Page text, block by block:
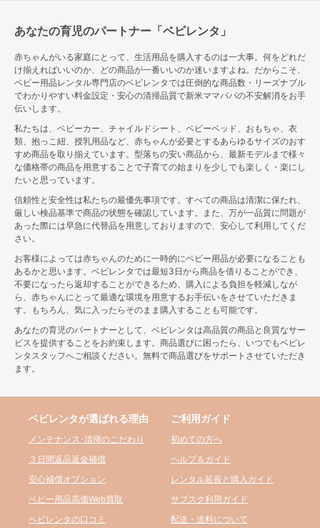
ベビーカー
赤ちゃんとのお出かけに役立つベビーカーは高価なも
のが多く、購入を迷われるママも多いでしょう。B型ベ
ビーカーはA型ベビーカーに比べて軽量で操作性も良い
ため、B型ベビーカーを購入して、それを使えるように
のもいいでしょう。
ベビーカーの選び方
すめです。
長時間ベビーカーに乗せるなら機能が充実したタイプ
てそれに合うベビーカーを選択することが大切です。
また、ベビーカーは大きく分けてA型ベビーカーとB型
ベビーカーがあり、それぞれに特徴が異なるため、ど
ちらが今レンタルすべきか考えてみましょう。
◆A型ベビーカー
・安定性があり機能が充実
・価格が高い
◆B型ベビーカー
・生後7ヶ月ころから
・軽くてコンパクト
・価格が安い
あなたの育児のパートナー「ベビレンタ」
赤ちゃんがいる家庭にとって、生活用品を購入するのは一大事。何をどれだ
け揃えればいいのか、どの商品が一番いいのか迷いますよね。だからこそ、
ベビー用品レンタル専門店のベビレンタでは圧倒的な商品数・リーズナブル
でわかりやすい料金設定・安心の清掃品質で新米ママパパの不安解消をお手
伝いします。
私たちは、ベビーカー、チャイルドシート、ベビーベッド、おもちゃ、衣
類、抱っこ紐、授乳用品など、赤ちゃんが必要とするあらゆるサイズのおす
すめ商品を取り揃えています。型落ちの安い商品から、最新モデルまで様々
な価格帯の商品を用意することで子育ての始まりを少しでも楽しく・楽にし
たいと思っています。
信頼性と安全性は私たちの最優先事項です。すべての商品は清潔に保たれ、
厳しい検品基準で商品の状態を確認しています。また、万が一品質に問題が
あった際には早急に代替品を用意しておりますので、安心して利用してくだ
さい。
お客様によっては赤ちゃんのために一時的にベビー用品が必要になることも
あるかと思います。ベビレンタでは最短3日から商品を借りることができ、
不要になったら返却することができるため、購入による負担を軽減しなが
ら、赤ちゃんにとって最適な環境を用意するお手伝いをさせていただきま
す。もちろん、気に入ったらそのまま購入することも可能です。
あなたの育児のパートナーとして、ベビレンタは高品質の商品と良質なサー
ビスを提供することをお約束します。商品選びに困ったら、いつでもベビレ
ンタスタッフへご相談ください。無料で商品選びをサポートさせていただき
ます。
ベビレンタが選ばれる理由
メンテナンス･清掃のこだわり
３日間返品返金補償
安心補償オプション
ベビー用品高価Web買取
ベビレンタの口コミ
ご利用ガイド
初めての方へ
ヘルプ＆ガイド
レンタル延長と購入ガイド
サブスク利用ガイド
配送・送料について